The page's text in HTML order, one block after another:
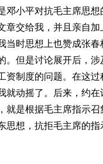
邓小平对抗毛主席思
章交给我，并且亲自
当时思想上也赞成张
。但是讨论展开后，
资制度的问题。在这
就动摇了。后来，约
就是根据毛主席指示
思想，抗拒毛主席的